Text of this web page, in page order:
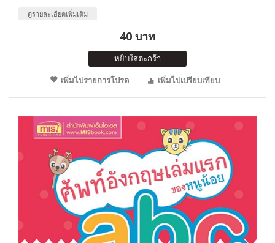
ดูรายละเอียดเพิ่มเติม
40 บาท
หยิบใส่ตะกร้า
เพิ่มไปรายการโปรด
เพิ่มไปเปรียบเทียบ